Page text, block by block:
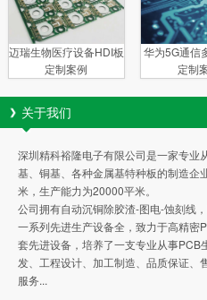
迈瑞生物医疗设备HDI板
定制案例
华为5G通信
定制
关于我们
深圳精科裕隆电子有限公司是一家专业
基、铜基、各种金属基特种板的制造
米，生产能力为20000平米。
公司拥有自动沉铜除胶渣-图电-蚀刻线
一系列先进生产设备全，致力于高精密
套先进设备，培养了一支专业从事PCB
发、工程设计、加工制造、品质保证、
服务...